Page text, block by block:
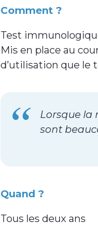
Comment ?
Test
Mis en place au
d’utilisation que le
Lorsque la
sont
Quand ?
Tous les deux ans